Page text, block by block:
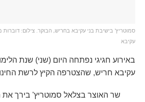
סמוטריץ' בישיבת בני עקיבא בחריש, הבוקר. צילום: דוברות
עקיבא
באירוע חגיגי נפתחה היום (שני) שנת
עקיבא חריש, שהצטרפה הקיץ לרשת
שר האוצר בצלאל סמוטריץ' בירך את